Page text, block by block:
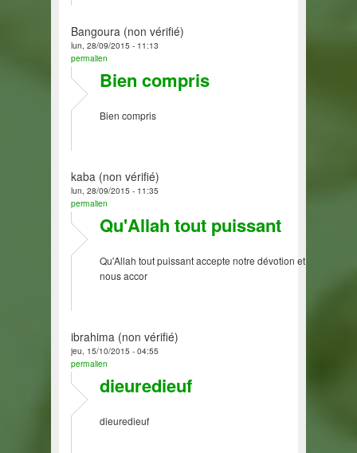
Bangoura (non vérifié)
lun, 28/09/2015 - 11:13
permalien
Bien compris
Bien compris
kaba (non vérifié)
lun, 28/09/2015 - 11:35
permalien
Qu'Allah tout puissant
Qu'Allah tout puissant accepte notre dévotion et
nous accor
ibrahima (non vérifié)
jeu, 15/10/2015 - 04:55
permalien
dieuredieuf
dieuredieuf